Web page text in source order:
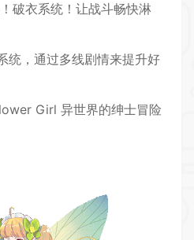
破衣系统！让战斗畅快淋
，通过多线剧情来提升好
Girl 异世界的绅士冒险